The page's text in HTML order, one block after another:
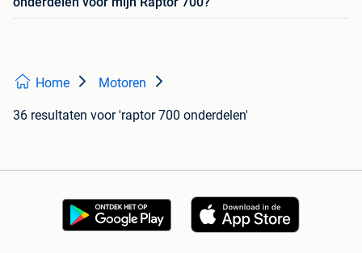
Home Motoren
36 resultaten voor 'raptor 700 onderdelen'